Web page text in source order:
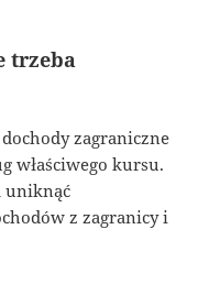
trzeba
zagraniczne
właściwego kursu.
uniknąć
z zagranicy i